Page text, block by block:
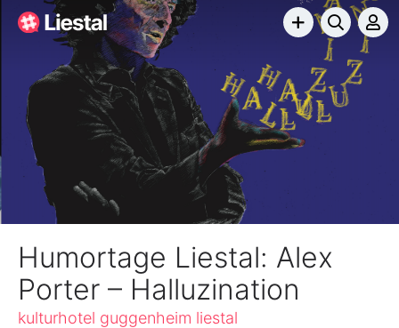
Humortage Liestal: Alex
Porter – Halluzination
kulturhotel guggenheim liestal